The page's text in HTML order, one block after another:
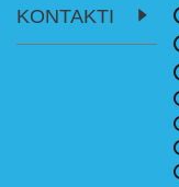
KONTAKTI